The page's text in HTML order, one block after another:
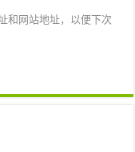
和网站地址，以便下次